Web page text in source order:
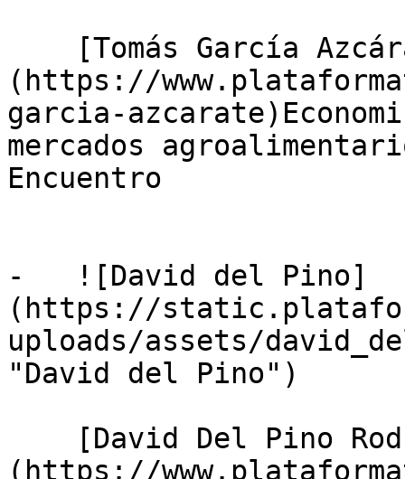
(https://
garcia-
mercados
Encuentro
-   ![David del Pino]
(https://
uploads/assets/
"David del Pino")
(https://